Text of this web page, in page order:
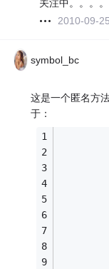
关注中。。。。
2010-09-25
symbol_bc
这是一个匿名方
于：